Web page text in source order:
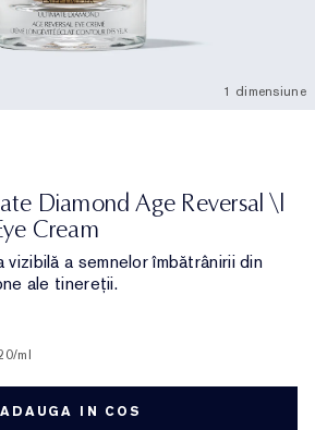
1 dimensiune
Diamond Age Reversal \|
Cream
vizibilă a semnelor îmbătrânirii din
ale tinereții.
/ml
ADAUGA IN COS